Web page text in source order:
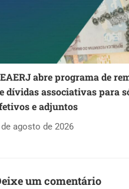
abre programa de
dívidas associativas para
e adjuntos
de agosto de 2026
um comentário